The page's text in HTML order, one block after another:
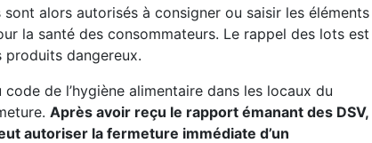
sont alors autorisés à consigner ou saisir les éléments
la santé des consommateurs. Le rappel des lots est
produits dangereux.
de l’hygiène alimentaire dans les locaux du
Après avoir reçu le rapport émanant des DSV,
autoriser la fermeture immédiate d’un